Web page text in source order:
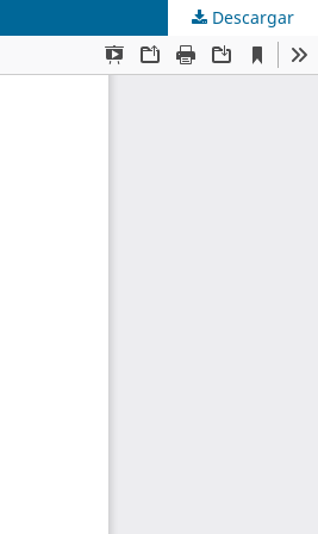
Descargar